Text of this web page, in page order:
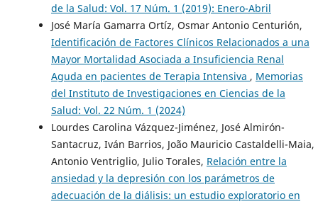
de la Salud: Vol. 17 Núm. 1 (2019): Enero-Abril
José María Gamarra Ortíz, Osmar Antonio Centurión,
Identificación de Factores Clínicos Relacionados a una
Mayor Mortalidad Asociada a Insuficiencia Renal
Aguda en pacientes de Terapia Intensiva , Memorias
del Instituto de Investigaciones en Ciencias de la
Salud: Vol. 22 Núm. 1 (2024)
Lourdes Carolina Vázquez-Jiménez, José Almirón-
Santacruz, Iván Barrios, João Mauricio Castaldelli-Maia,
Antonio Ventriglio, Julio Torales, Relación entre la
ansiedad y la depresión con los parámetros de
adecuación de la diálisis: un estudio exploratorio en